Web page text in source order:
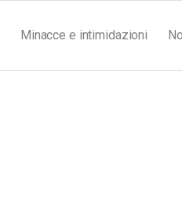
Minacce e intimidazioni